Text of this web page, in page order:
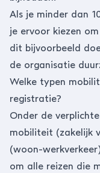
Als je minder dan
je ervoor kiezen
dit bijvoorbeeld
de organisatie
Welke typen
registratie?
Onder de
mobiliteit (zakelijk
(woon-
om alle reizen die